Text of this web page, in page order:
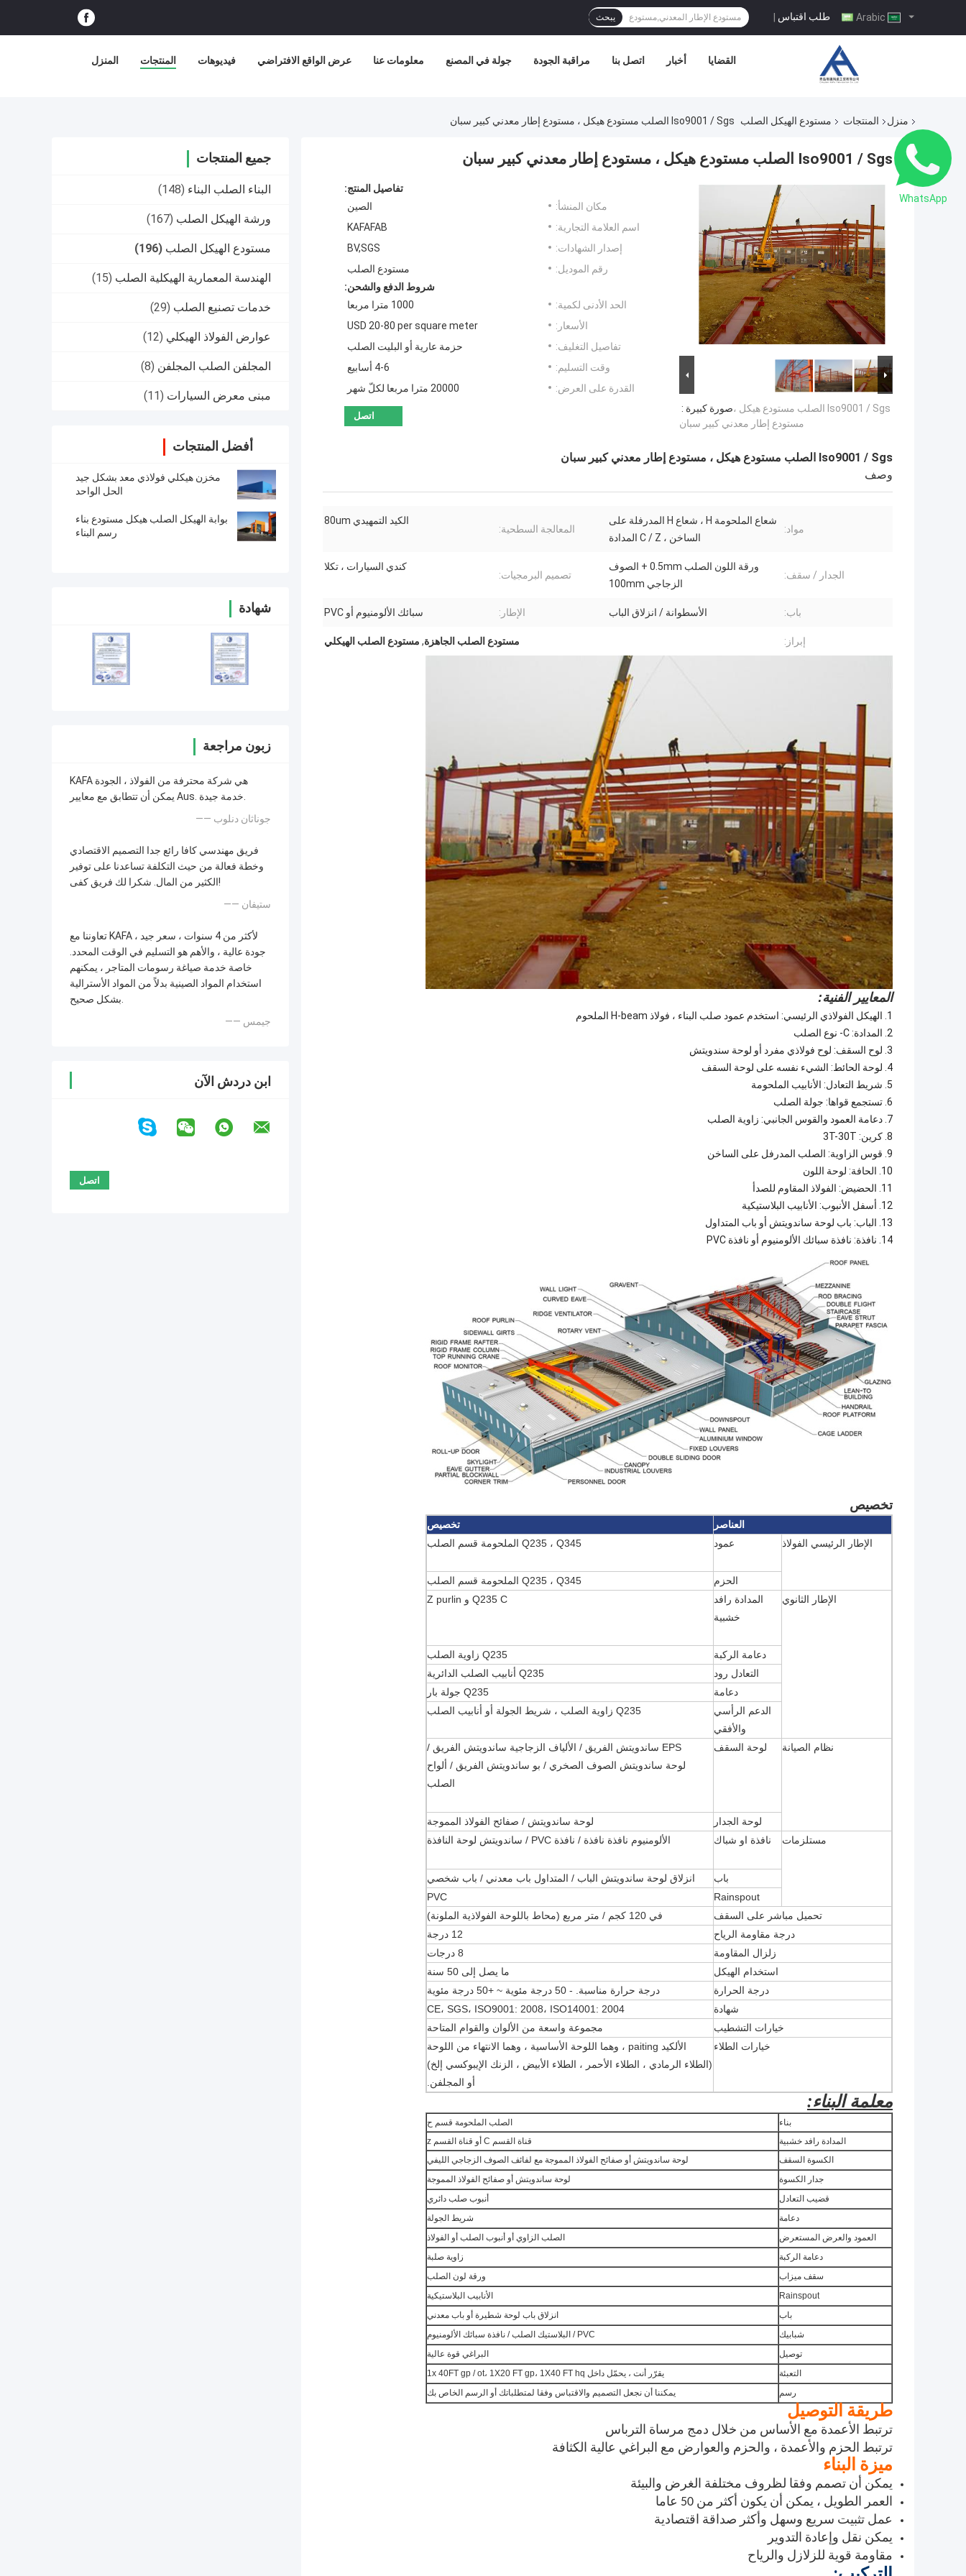
طلب اقتباس | يبحث
المنزل المنتجات فيديوهات عرض الواقع الافتراضي معلومات عنا جولة في المصنع مراقبة الجودة اتصل بنا أخبار القضايا
منزل المنتجات مستودع الهيكل الصلب Iso9001 / Sgs الصلب مستودع هيكل ، مستودع إطار معدني كبير سبان
جميع المنتجات
البناء الصلب البناء (148)
ورشة الهيكل الصلب (167)
مستودع الهيكل الصلب (196)
الهندسة المعمارية الهيكلية الصلب (15)
خدمات تصنيع الصلب (29)
عوارض الفولاذ الهيكلي (12)
المجلفن الصلب المجلفن (8)
مبنى معرض السيارات (11)
أفضل المنتجات
مخزن هيكلي فولاذي معد بشكل جيد
الحل الواحد
بوابة الهيكل الصلب هيكل مستودع بناء
رسم البناء
شهادة
زبون مراجعة
KAFA هي شركة محترفة من الفولاذ ، الجودة
يمكن أن تتطابق مع معايير Aus. خدمة جيدة.
—— جوناثان دنلوب
فريق مهندسي كافا رائع جدا التصميم الاقتصادي
وخطة فعالة من حيث التكلفة تساعدنا على توفير
الكثير من المال. شكرا لك فريق كفى!
—— ستيفان
تعاوننا مع KAFA لأكثر من 4 سنوات ، سعر جيد ،
جودة عالية ، والأهم هو التسليم في الوقت المحدد.
خاصة خدمة صياغة رسومات المتاجر ، يمكنهم
استخدام المواد الصينية بدلاً من المواد الأسترالية
بشكل صحيح.
—— جيمس
ابن دردش الآن
Iso9001 / Sgs الصلب مستودع هيكل ، مستودع إطار معدني كبير سبان
صورة كبيرة :Iso9001 / Sgs الصلب مستودع هيكل ،
مستودع إطار معدني كبير سبان
تفاصيل المنتج:
مكان المنشأ:
الصين
اسم العلامة التجارية:
KAFAFAB
إصدار الشهادات:
BV,SGS
رقم الموديل:
مستودع الصلب
شروط الدفع والشحن:
الحد الأدنى لكمية:
1000 مترا مربعا
الأسعار:
USD 20-80 per square meter
تفاصيل التغليف:
حزمة عارية أو البليت الصلب
وقت التسليم:
4-6 أسابيع
القدرة على العرض:
20000 مترا مربعا لكلّ شهر
اتصل
Iso9001 / Sgs الصلب مستودع هيكل ، مستودع إطار معدني كبير سبان
وصف
مواد:
شعاع الملحومة H ، شعاع H المدرفلة على
الساخن ، C / Z المدادة
المعالجة السطحية:
الكيد التمهيدي 80um
الجدار / سقف:
ورقة اللون الصلب 0.5mm + الصوف
الزجاجي 100mm
تصميم البرمجيات:
كندي السيارات ، تكلا
باب: الأسطوانة / انزلاق الباب الإطار: سبائك الألومنيوم أو PVC
إبراز: مستودع الصلب الجاهزة, مستودع الصلب الهيكلي
المعايير الفنية:
1. الهيكل الفولاذي الرئيسي: استخدم عمود صلب البناء ، فولاذ H-beam الملحوم
2. المدادة: C- نوع الصلب
3. لوح السقف: لوح فولاذي مفرد أو لوحة سندويتش
4. لوحة الحائط: الشيء نفسه على لوحة السقف
5. شريط التعادل: الأنابيب الملحومة
6. تستجمع قواها: جولة الصلب
7. دعامة العمود والقوس الجانبي: زاوية الصلب
8. كرين: 3T-30T
9. قوس الزاوية: الصلب المدرفل على الساخن
10. الحافة: لوحة اللون
11. الحضيض: الفولاذ المقاوم للصدأ
12. أسفل الأنبوب: الأنابيب البلاستيكية
13. الباب: باب لوحة ساندويتش أو باب المتداول
14. نافذة: نافذة سبائك الألومنيوم أو نافذة PVC
تخصيص
العناصر
تخصيص
الإطار الرئيسي الفولاذ
عمود Q235 ، Q345 الملحومة قسم الصلب
الحزم
Q235 ، Q345 الملحومة قسم الصلب
الإطار الثانوي
المدادة رافد
خشبية
Q235 C و Z purlin
دعامة الركبة
Q235 زاوية الصلب
التعادل رود
Q235 أنابيب الصلب الدائرية
دعامة
Q235 جولة بار
الدعم الرأسي
والأفقي
Q235 زاوية الصلب ، شريط الجولة أو أنابيب الصلب
نظام الصيانة لوحة السقف
EPS ساندويتش الفريق / الألياف الزجاجية ساندويتش الفريق /
لوحة ساندويتش الصوف الصخري / بو ساندويتش الفريق / ألواح
الصلب
لوحة الجدار
لوحة ساندويتش / صفائح الفولاذ المموجة
مستلزمات
نافذة او شباك الألومنيوم نافذة نافذة / نافذة PVC / ساندويتش لوحة النافذة
باب
انزلاق لوحة ساندويتش الباب / المتداول باب معدني / باب شخصي
Rainspout
PVC
تحميل مباشر على السقف
في 120 كجم / متر مربع (محاط باللوحة الفولاذية الملونة)
درجة مقاومة الرياح
12 درجة
زلزال المقاومة
8 درجات
استخدام الهيكل
ما يصل إلى 50 سنة
درجة الحرارة
درجة حرارة مناسبة. - 50 درجة مئوية ~ +50 درجة مئوية
شهادة
CE، SGS، ISO9001: 2008، ISO14001: 2004
خيارات التشطيب
مجموعة واسعة من الألوان والقوام المتاحة
خيارات الطلاء
الألكيد paiting ، وهما اللوحة الأساسية ، وهما الانتهاء من اللوحة
(الطلاء الرمادي ، الطلاء الأحمر ، الطلاء الأبيض ، الزنك الإيبوكسي إلخ)
أو المجلفن.
معلمة البناء:
بناء
الصلب الملحومة قسم ح
المدادة رافد خشبية
قناة القسم C أو قناة القسم z
الكسوة السقف
لوحة ساندويتش أو صفائح الفولاذ المموجة مع لفائف الصوف الزجاجي الليفي
جدار الكسوة
لوحة ساندويتش أو صفائح الفولاذ المموجة
قضيب التعادل
أنبوب صلب دائري
دعامة
شريط الجولة
العمود والعرض المستعرض
الصلب الزاوي أو أنبوب الصلب أو الفولاذ
دعامة الركبة
زاوية صلبة
سقف ميزاب
ورقة لون الصلب
Rainspout
الأنابيب البلاستيكية
باب
انزلاق باب لوحة شطيرة أو باب معدني
شبابيك
PVC / البلاستيك الصلب / نافذة سبائك الألومنيوم
توصيل
البراغي قوة عالية
التعبئة
يقرّر أنت ، يحمّل داخل 1x 40FT gp / ot، 1X20 FT gp، 1X40 FT hq
رسم
يمكننا أن نجعل التصميم والاقتباس وفقا لمتطلباتك أو الرسم الخاص بك
طريقة التوصيل
ترتبط الأعمدة مع الأساس من خلال دمج مرساة الترباس
ترتبط الحزم والأعمدة ، والحزم والعوارض مع البراغي عالية الكثافة
ميزة البناء
يمكن أن تصمم وفقا لظروف مختلفة الغرض والبيئة
العمر الطويل ، يمكن أن يكون أكثر من 50 عاما
عمل تثبيت سريع وسهل وأكثر صداقة اقتصادية
يمكن نقل وإعادة التدوير
مقاومة قوية للزلازل والرياح
WhatsApp